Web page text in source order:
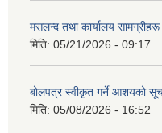
मसलन्द तथा कार्यालय
मिति: 05/21/2026 - 09:17
बोलपत्र स्वीकृत गर्ने आशयको
मिति: 05/08/2026 - 16:52